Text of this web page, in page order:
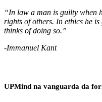
“In law a man is guilty when
rights of others. In ethics he
thinks of doing so.”
-Immanuel Kant
UPMind na vanguarda da